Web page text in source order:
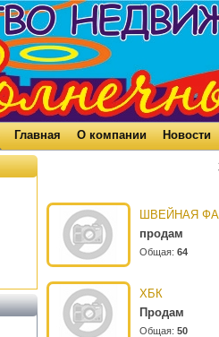
Главная О компании Новости
ШВЕЙНАЯ
продам
Общая: 64
ХБК
Продам
Общая: 50